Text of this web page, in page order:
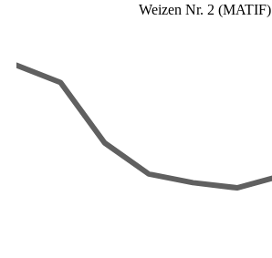
Weizen Nr. 2 (MATIF)